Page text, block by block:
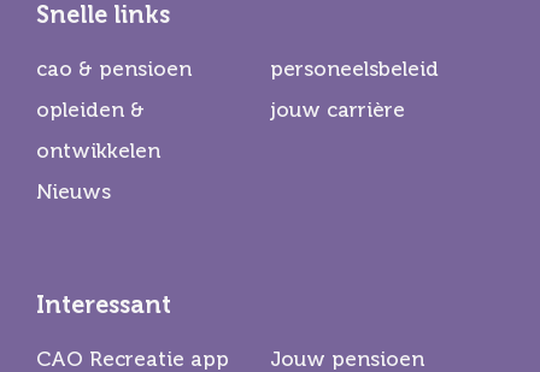
Snelle links
cao & pensioen
personeelsbeleid
opleiden &
ontwikkelen
jouw carrière
Nieuws
Interessant
CAO Recreatie app
Jouw pensioen